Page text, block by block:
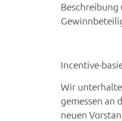
Beschreibung
Incentive-
Wir
gemessen an
neuen